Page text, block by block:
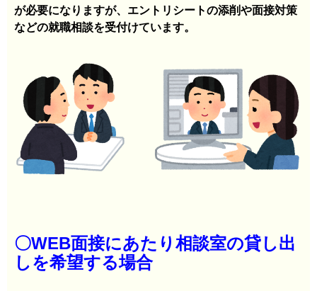
が必要になりますが、エントリシートの添削や面接対策
などの就職相談を受付けています。
〇WEB面接にあたり相談室の貸し出
しを希望する場合